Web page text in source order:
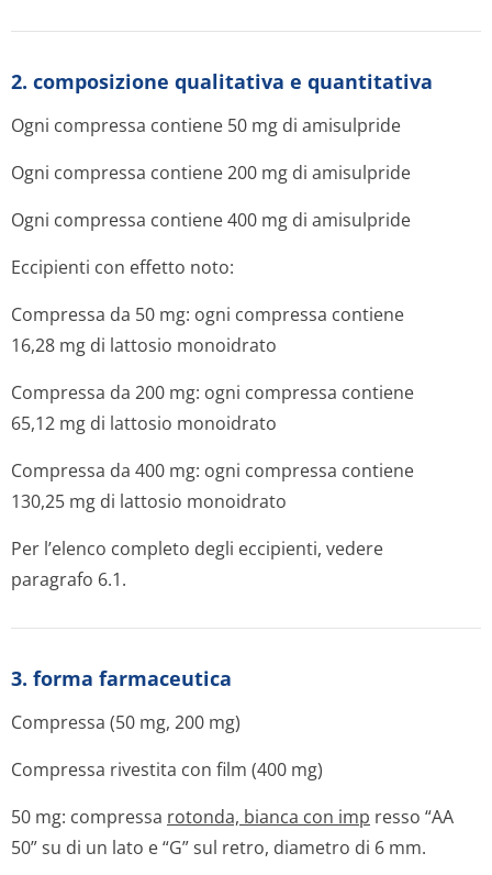
2. composizione qualitativa e quantitativa
Ogni compressa contiene 50 mg di amisulpride
Ogni compressa contiene 200 mg di amisulpride
Ogni compressa contiene 400 mg di amisulpride
Eccipienti con effetto noto:
Compressa da 50 mg: ogni compressa contiene
16,28 mg di lattosio monoidrato
Compressa da 200 mg: ogni compressa contiene
65,12 mg di lattosio monoidrato
Compressa da 400 mg: ogni compressa contiene
130,25 mg di lattosio monoidrato
Per l’elenco completo degli eccipienti, vedere
paragrafo 6.1.
3. forma farmaceutica
Compressa (50 mg, 200 mg)
Compressa rivestita con film (400 mg)
50 mg: compressa rotonda, bianca con imp resso “AA
50” su di un lato e “G” sul retro, diametro di 6 mm.